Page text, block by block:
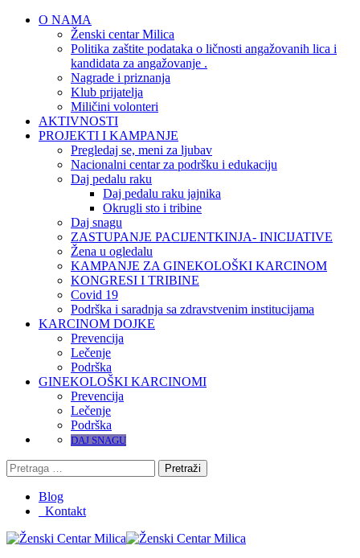
O NAMA
Ženski centar Milica
Politika zaštite podataka o ličnosti angažovanih lica i
kandidata za angažovanje .
Nagrade i priznanja
Klub prijatelja
Miličini volonteri
AKTIVNOSTI
PROJEKTI I KAMPANJE
Pregledaj se, meni za ljubav
Nacionalni centar za podršku i edukaciju
Daj pedalu raku
Daj pedalu raku jajnika
Okrugli sto i tribine
Daj snagu
ZASTUPANJE PACIJENTKINJA- INICIJATIVE
Žena u ogledalu
KAMPANJE ZA GINEKOLOŠKI KARCINOM
KONGRESI I TRIBINE
Covid 19
Podrška i saradnja sa zdravstvenim institucijama
KARCINOM DOJKE
Prevencija
Lečenje
Podrška
GINEKOLOŠKI KARCINOMI
Prevencija
Lečenje
Podrška
DAJ SNAGU
Pretraga
za:
Blog
Kontakt